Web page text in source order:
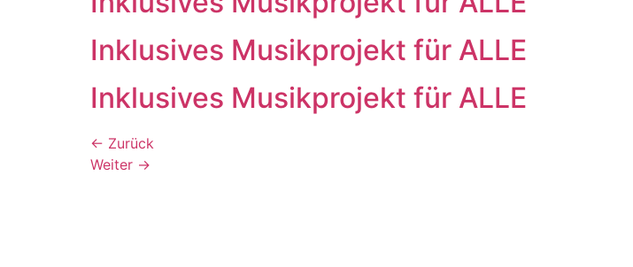
Inklusives Musikprojekt für ALLE
Inklusives Musikprojekt für ALLE
← Zurück
Weiter →